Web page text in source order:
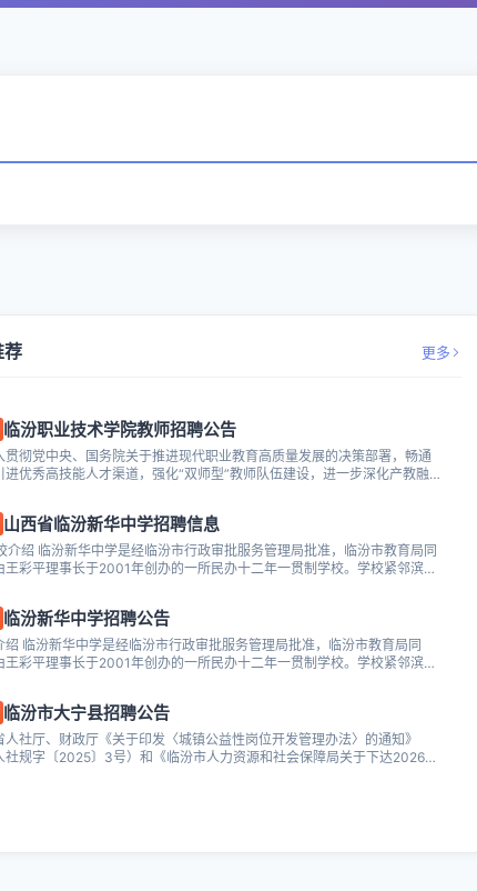
荐 更多
临汾职业技术学院教师招聘公告
贯彻党中央、国务院关于推进现代职业教育高质量发展的决策部署，畅通
进优秀高技能人才渠道，强化“双师型”教师队伍建设，进一步深化产教融
山西省临汾新华中学招聘信息
介绍 临汾新华中学是经临汾市行政审批服务管理局批准，临汾市教育局同
王彩平理事长于2001年创办的一所民办十二年一贯制学校。学校紧邻滨河
临汾新华中学招聘公告
绍 临汾新华中学是经临汾市行政审批服务管理局批准，临汾市教育局同
王彩平理事长于2001年创办的一所民办十二年一贯制学校。学校紧邻滨河
临汾市大宁县招聘公告
人社厅、财政厅《关于印发〈城镇公益性岗位开发管理办法〉的通知》
社规字〔2025〕3号）和《临汾市人力资源和社会保障局关于下达2026年